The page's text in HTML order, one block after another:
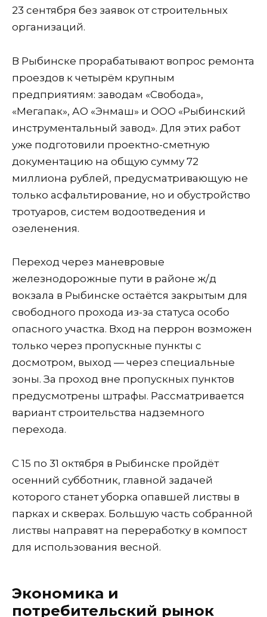
23 сентября без заявок от строительных
организаций.
В Рыбинске прорабатывают вопрос ремонта
проездов к четырём крупным
предприятиям: заводам «Свобода»,
«Мегапак», АО «Энмаш» и ООО «Рыбинский
инструментальный завод». Для этих работ
уже подготовили проектно-сметную
документацию на общую сумму 72
миллиона рублей, предусматривающую не
только асфальтирование, но и обустройство
тротуаров, систем водоотведения и
озеленения.
Переход через маневровые
железнодорожные пути в районе ж/д
вокзала в Рыбинске остаётся закрытым для
свободного прохода из-за статуса особо
опасного участка. Вход на перрон возможен
только через пропускные пункты с
досмотром, выход — через специальные
зоны. За проход вне пропускных пунктов
предусмотрены штрафы. Рассматривается
вариант строительства надземного
перехода.
С 15 по 31 октября в Рыбинске пройдёт
осенний субботник, главной задачей
которого станет уборка опавшей листвы в
парках и скверах. Большую часть собранной
листвы направят на переработку в компост
для использования весной.
Экономика и
потребительский рынок